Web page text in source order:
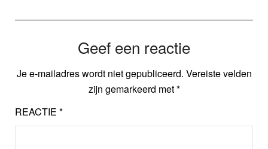
Geef een reactie
Je e-mailadres wordt niet gepubliceerd. Vereiste velden
zijn gemarkeerd met*
REACTIE *